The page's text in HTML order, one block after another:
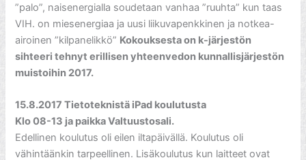
”palo”, naisenergialla soudetaan vanhaa ”ruuhta” kun taas
VIH. on miesenergiaa ja uusi liikuvapenkkinen ja notkea-
airoinen ”kilpanelikkö” Kokouksesta on k-järjestön
sihteeri tehnyt erillisen yhteenvedon kunnallisjärjestön
muistoihin 2017.
15.8.2017 Tietoteknistä iPad koulutusta
Klo 08-13 ja paikka Valtuustosali.
Edellinen koulutus oli eilen iltapäivällä. Koulutus oli
vähintäänkin tarpeellinen. Lisäkoulutus kun laitteet ovat